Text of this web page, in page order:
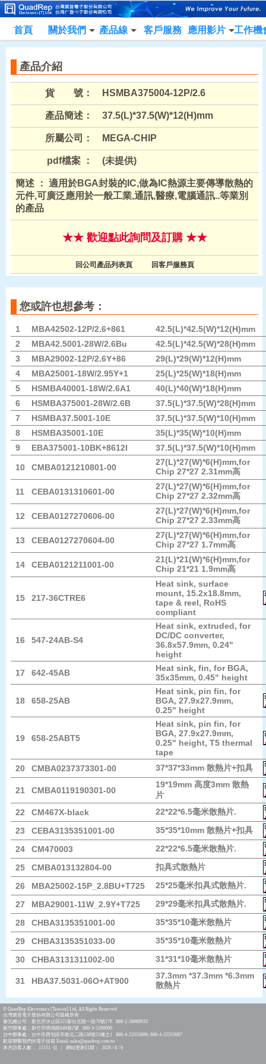
首頁 關於我們 產品線 客戶服務 應用影片 工作機
產品介紹
貨 號： HSMBA375004-12P/2.6
產品簡述： 37.5(L)*37.5(W)*12(H)mm
所屬公司： MEGA-CHIP
pdf檔案 ： (未提供)
簡述 ： 適用於BGA封裝的IC,做為IC熱源主要傳導散熱的
元件,可廣泛應用於一般工業,通訊,醫療,電腦通訊..等業別
的產品
★★ 歡迎點此詢問及訂購 ★★
回公司產品列表頁 回客戶服務頁
您或許也想參考：
1 MBA42502-12P/2.6+861
42.5(L)*42.5(W)*12(H)mm
2
MBA42.5001-28W/2.6Bu
42.5(L)*42.5(W)*28(H)mm
3
MBA29002-12P/2.6Y+86
29(L)*29(W)*12(H)mm
4
MBA25001-18W/2.95Y+1
25(L)*25(W)*18(H)mm
5
HSMBA40001-18W/2.6A1
40(L)*40(W)*18(H)mm
6
HSMBA375001-28W/2.6B
37.5(L)*37.5(W)*28(H)mm
7
HSMBA37.5001-10E
37.5(L)*37.5(W)*10(H)mm
8
HSMBA35001-10E
35(L)*35(W)*10(H)mm
9
EBA375001-10BK+8612I 37.5(L)*37.5(W)*10(H)mm
10 CMBA0121210801-00
27(L)*27(W)*6(H)mm,for
Chip 27*27 2.31mm高
11 CEBA0131310601-00
27(L)*27(W)*6(H)mm,for
Chip 27*27 2.32mm高
12 CEBA0127270606-00
27(L)*27(W)*6(H)mm,for
Chip 27*27 2.33mm高
13 CEBA0127270604-00
27(L)*27(W)*6(H)mm,for
Chip 27*27 1.7mm高
14 CEBA0121211001-00
21(L)*21(W)*6(H)mm,for
Chip 21*21 1.9mm高
15 217-36CTRE6
Heat sink, surface
mount, 15.2x18.8mm,
tape & reel, RoHS
compliant
16 547-24AB-S4
Heat sink, extruded, for
DC/DC converter,
36.8x57.9mm, 0.24"
height
17
642-45AB
Heat sink, fin, for BGA,
35x35mm, 0.45" height
18 658-25AB
Heat sink, pin fin, for
BGA, 27.9x27.9mm,
0.25" height
19 658-25ABT5
Heat sink, pin fin, for
BGA, 27.9x27.9mm,
0.25" height, T5 thermal
tape
20
CMBA0237373301-00 37*37*33mm 散熱片+扣具
21 CMBA0119190301-00
19*19mm 高度3mm 散熱
片
22
CM467X-black
22*22*6.5毫米散熱片.
23
CEBA3135351001-00
35*35*10mm 散熱片+扣具
24
CM470003
22*22*6.5毫米散熱片.
25
CMBA013132804-00
扣具式散熱片
26
MBA25002-15P_2.8BU+T725
25*25毫米扣具式散熱片.
27
MBA29001-11W_2.9Y+T725
29*29毫米扣具式散熱片.
28
CHBA3135351001-00
35*35*10毫米散熱片
29
CHBA3135351033-00
35*35*10毫米散熱片
30
CHBA3131311002-00 31*31*10毫米散熱片
31 HBA37.5031-06O+AT900
37.3mm *37.3mm *6.3mm
散熱片
© QuadRep Electronics [Taiwan] Ltd, All Rights Reserved
台灣廣登電子股份有限公司版權所有
臺北總公司：新北市汐止區221新台五路一段79號17F 886-2-26989933
新竹辦事處：新竹市明湖路648巷2號 886-3-5290090
台中辦事處：台中市西屯區市政北二路238號22樓之1 886-4-22553696; 886-4-22553697
歡迎聯繫我們的電子信箱 Email: sales@quadrep.com.tw
本月訪客人數： 11151 位 | 網站更新日期： 2026 / 8 / 9